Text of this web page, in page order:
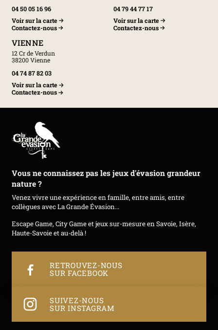
04 50 05 16 96
Voir sur la carte
Contactez-nous
04 79 44 77 17
Voir sur la carte
Contactez-nous
VIENNE
12 Cr de Verdun
38200 Vienne
04 74 87 82 03
Voir sur la carte
Contactez-nous
Vous ne connaissez pas les jeux d'évasion grandeur
nature ?
Venez vivre une expérience en famille, entre amis, entre
collègues avec La Grande Évasion...
Escape Game, City Game et jeux sur-mesure en Savoie, Isère,
Haute-Savoie et au-delà !
RETROUVEZ-NOUS
SUR FACEBOOK
SUIVEZ-NOUS
SUR INSTAGRAM